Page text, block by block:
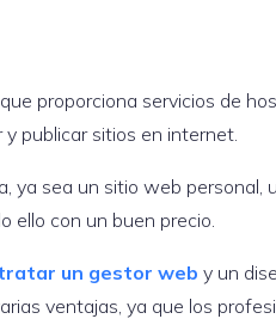
proporciona servicios de
publicar sitios en internet.
ya sea un sitio web personal,
ello con un buen precio.
un gestor web y un
ventajas, ya que los